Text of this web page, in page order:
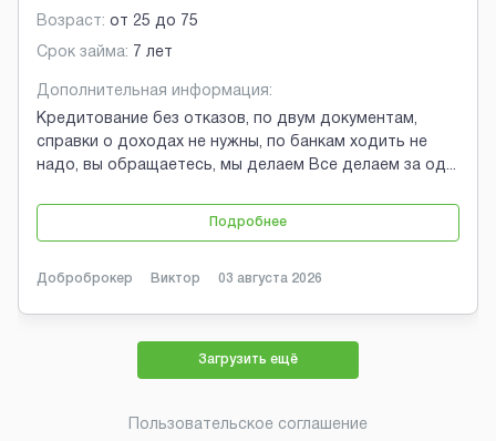
Возраст: от 25 до 75
Срок займа: 7 лет
Дополнительная информация:
Кредитование без отказов, по двум документам,
справки о доходах не нужны, по банкам ходить не
надо, вы обращаетесь, мы делаем Все делаем за од...
Подробнее
Доброброкер Виктор 03 августа 2026
Загрузить ещё
Пользовательское соглашение